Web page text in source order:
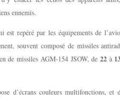
ennemis.
est repéré par les équipements de
souvent composé de missiles
de missiles AGM-154 JSOW, de 22 à
d’écrans couleurs multifonctions, et